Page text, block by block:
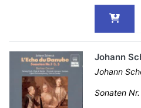
Johann
Johann
Sonaten